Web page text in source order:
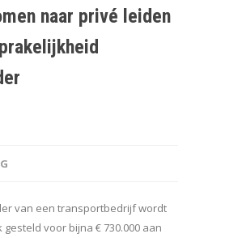
naar privé leiden
van een transportbedrijf wordt
voor bijna € 730.000 aan